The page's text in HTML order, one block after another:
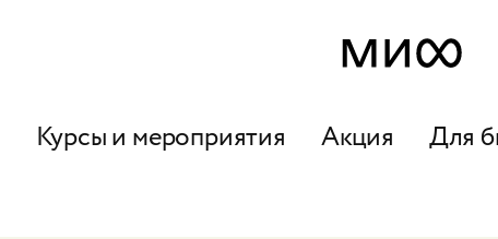
Курсы и мероприятия Акция Для